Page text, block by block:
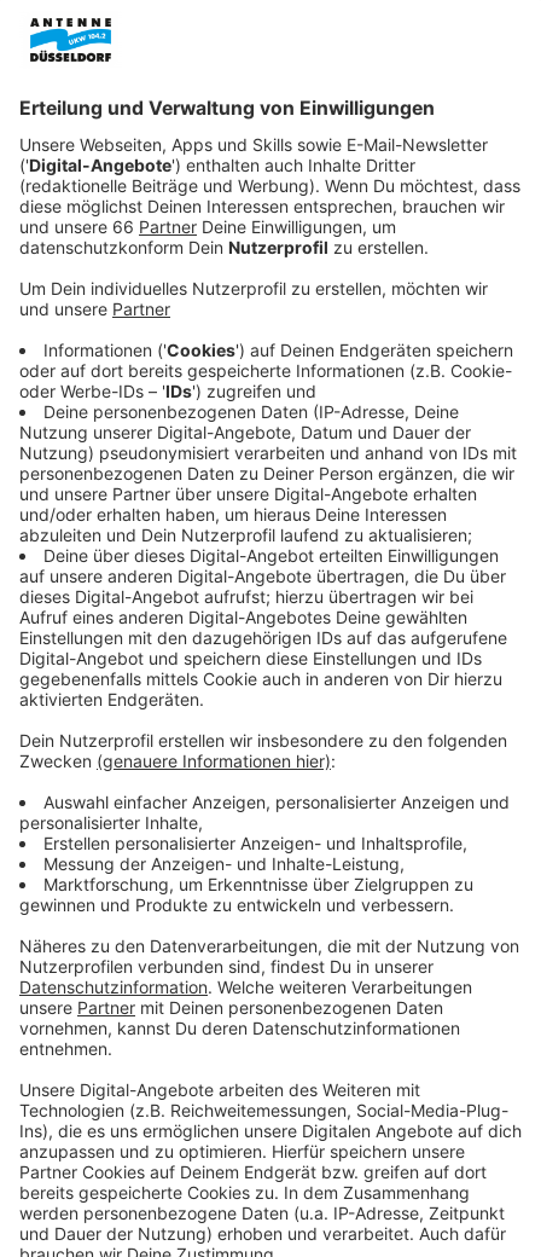
Für schwere LKW, die über marode Brücken fahren, soll
bald ein höheres Bußgeld fällig werden. Eine
entsprechende Gesetzes-Initiative bringt das Land
NRW nächste Woche (6. März 2026) in den Bundesrat
ein. Ziel ist es, mit deutlich höheren Sanktionen
abzuschrecken und dadurch weitere Schäden zu
Brücken in unserer Stadt genannt.
Anzeige
Strengere Kontrollen und mehr Blitzer
Anzeige
Über die Theodor-Heuss-Brücke dürfen mittlerweile
nur noch Fahrzeuge bis 3,5 Tonnen fahren, über die
Südbrückebis 7,5 Tonnen. Kontrolliert wird das unter
anderem mit Silhouettenblitzern oder
Gewichtsmessungen. Das sollte bald im ganzen Land
möglich sein, heißt es im Antrag. Und vor allem sollten
die Bußgelder deutlich steigen, so die NRW-Regierung.
Sie liegen aktuell bei gut 100 Euro.
Anzeige
Tausende Verstöße bereits registriert
Anzeige
Auf der Südbrücke haben die Blitzer seit Sommer
schon über 8.000 zu schwere LKW registriert. Auf der
Theodor-Heuss-Brücke sind sie jetzt auch aktiv.
Anzeige